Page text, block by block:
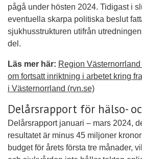
pågå under hösten 2024. Tidigast i
eventuella skarpa politiska beslut
sjukhusstrukturen utifrån
del.
Läs mer här: Region
om fortsatt inriktning i arbetet kring
i Västernorrland (rvn.se)
Delårsrapport för hälso-
Delårsrapport januari – mars 2024,
resultatet är minus 45 miljoner
budget för årets första tre månader,